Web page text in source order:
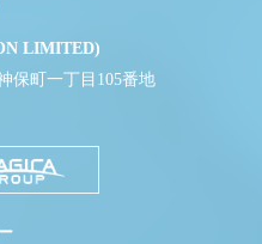
LIMITED)
保町一丁目105番地